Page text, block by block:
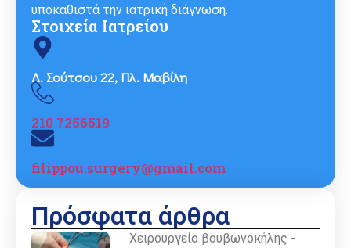
υποκαθιστά την ιατρική διάγνωση.
Στοιχεία Ιατρείου
Δ. Σούτσου 22, Πλ. Μαβίλη
210 7256519
filippou.surgery@gmail.com
Πρόσφατα άρθρα
Χειρουργείο βουβωνοκήλης -